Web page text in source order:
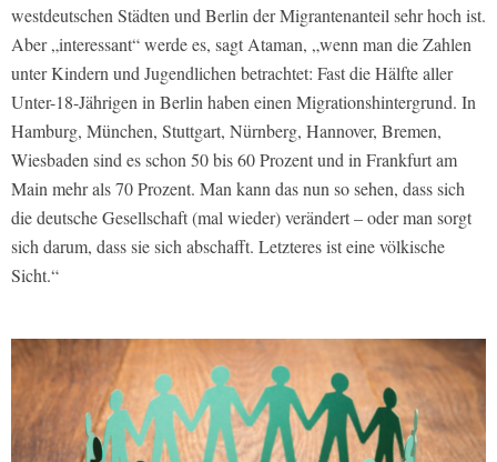
westdeutschen Städten und Berlin der Migrantenanteil sehr hoch ist.
Aber „interessant“ werde es, sagt Ataman, „wenn man die Zahlen
unter Kindern und Jugendlichen betrachtet: Fast die Hälfte aller
Unter-18-Jährigen in Berlin haben einen Migrationshintergrund. In
Hamburg, München, Stuttgart, Nürnberg, Hannover, Bremen,
Wiesbaden sind es schon 50 bis 60 Prozent und in Frankfurt am
Main mehr als 70 Prozent. Man kann das nun so sehen, dass sich
die deutsche Gesellschaft (mal wieder) verändert – oder man sorgt
sich darum, dass sie sich abschafft. Letzteres ist eine völkische
Sicht.“